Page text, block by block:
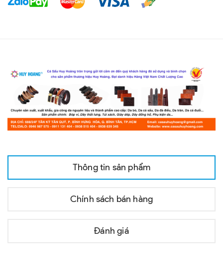
Thông tin sản phẩm
Chính sách bán hàng
Đánh giá